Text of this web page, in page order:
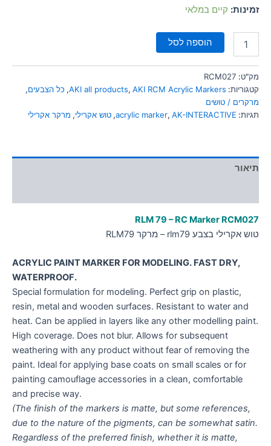
font_download סמן קישורים זמינות: קיים במלאי
הוספה לסל
מק"ט: RCM027
קטגוריות:
AKI all products, AKI RCM Acrylic Markers
, כל הצבעים,
מרקרים / טושים
תגיות:
acrylic marker, AK-INTERACTIVE
, טוש אקרילי, מרקר אקרילי
תיאור
RLM 79 – RC Marker RCM027
טוש אקרילי בצבע rlm79 – מרקר RLM79
ACRYLIC PAINT MARKER FOR MODELING. FAST DRY,
WATERPROOF.
Special formulation for modeling. Perfect grip on plastic,
resin, metal and wooden surfaces. Resistant to water and
heat. Can be applied in layers like any other modelling paint.
High coverage. Does not blur. Allows for subsequent
weathering with any product without fear of removing the
paint. Ideal for applying base coats on small scales or for
painting camouflage accessories in a clean, comfortable
and precise way.
(The finish of the markers is matte, but some references,
due to the nature of the pigments, can be somewhat satin.
Regardless of the preferred finish, whether it is matte,